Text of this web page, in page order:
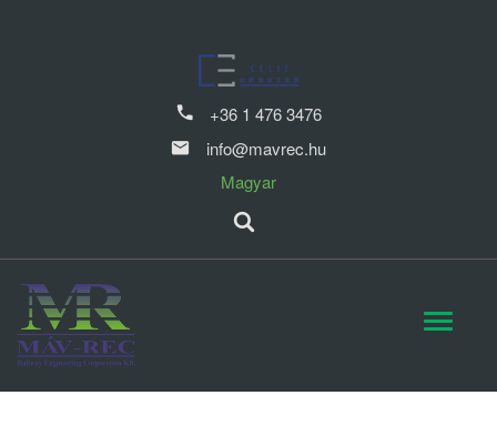
+36 1 476 3476
info@mavrec.hu
Magyar